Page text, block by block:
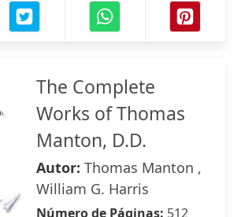
The Complete
Works of Thomas
Manton, D.D.
Autor: Thomas Manton ,
William G. Harris
Número de Páginas: 512